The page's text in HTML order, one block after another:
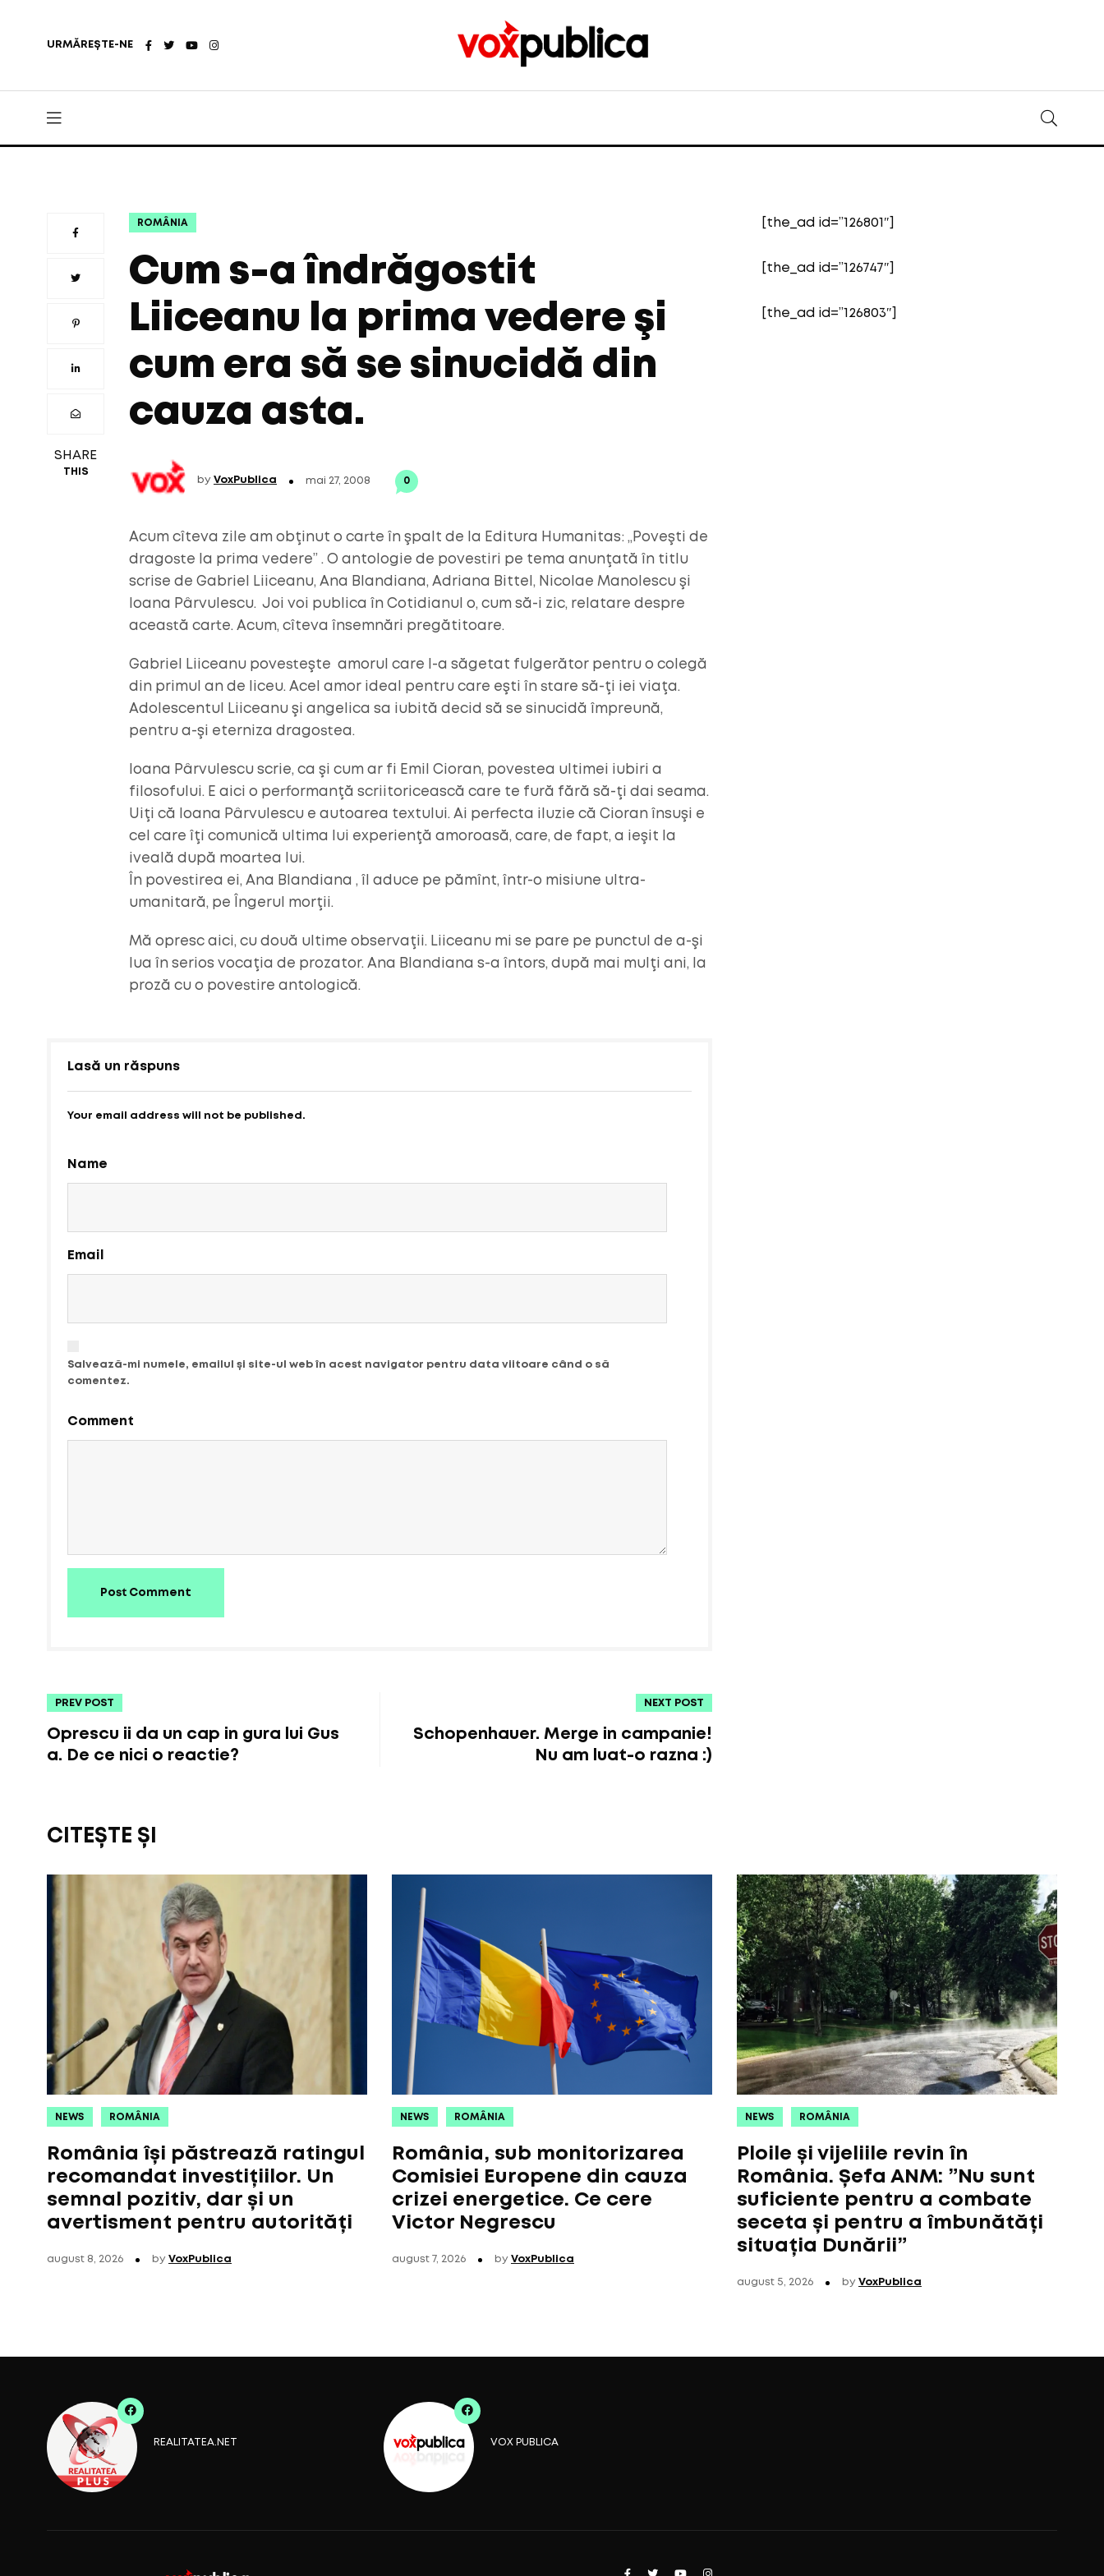
URMĂREȘTE-NE
SHARE
THIS
ROMÂNIA
Cum s-a îndrăgostit
Liiceanu la prima vedere şi
cum era să se sinucidă din
cauza asta.
by VoxPublica mai 27, 2008 0
Acum cîteva zile am obţinut o carte în şpalt de la Editura Humanitas: „Poveşti de
dragoste la prima vedere” . O antologie de povestiri pe tema anunţată în titlu
scrise de Gabriel Liiceanu, Ana Blandiana, Adriana Bittel, Nicolae Manolescu şi
Ioana Pârvulescu. Joi voi publica în Cotidianul o, cum să-i zic, relatare despre
această carte. Acum, cîteva însemnări pregătitoare.
Gabriel Liiceanu povesteşte amorul care l-a săgetat fulgerător pentru o colegă
din primul an de liceu. Acel amor ideal pentru care eşti în stare să-ţi iei viaţa.
Adolescentul Liiceanu şi angelica sa iubită decid să se sinucidă împreună,
pentru a-şi eterniza dragostea.
Ioana Pârvulescu scrie, ca şi cum ar fi Emil Cioran, povestea ultimei iubiri a
filosofului. E aici o performanţă scriitoricească care te fură fără să-ţi dai seama.
Uiţi că Ioana Pârvulescu e autoarea textului. Ai perfecta iluzie că Cioran însuşi e
cel care îţi comunică ultima lui experienţă amoroasă, care, de fapt, a ieşit la
iveală după moartea lui.
În povestirea ei, Ana Blandiana , îl aduce pe pămînt, într-o misiune ultra-
umanitară, pe Îngerul morţii.
Mă opresc aici, cu două ultime observaţii. Liiceanu mi se pare pe punctul de a-şi
lua în serios vocaţia de prozator. Ana Blandiana s-a întors, după mai mulţi ani, la
proză cu o povestire antologică.
Lasă un răspuns
Your email address will not be published.
Name
Email
Salvează-mi numele, emailul și site-ul web în acest navigator pentru data viitoare când o să
comentez.
Comment
Post Comment
PREV POST
Oprescu ii da un cap in gura lui Gus
a. De ce nici o reactie?
NEXT POST
Schopenhauer. Merge in campanie!
Nu am luat-o razna :)
[the_ad id=”126801″]
[the_ad id=”126747″]
[the_ad id=”126803″]
CITEȘTE ȘI
NEWS ROMÂNIA
România își păstrează ratingul
recomandat investițiilor. Un
semnal pozitiv, dar și un
avertisment pentru autorități
august 8, 2026 by VoxPublica
NEWS ROMÂNIA
România, sub monitorizarea
Comisiei Europene din cauza
crizei energetice. Ce cere
Victor Negrescu
august 7, 2026 by VoxPublica
NEWS ROMÂNIA
Ploile și vijeliile revin în
România. Șefa ANM: ”Nu sunt
suficiente pentru a combate
seceta și pentru a îmbunătăți
situația Dunării”
august 5, 2026 by VoxPublica
REALITATEA.NET VOX PUBLICA